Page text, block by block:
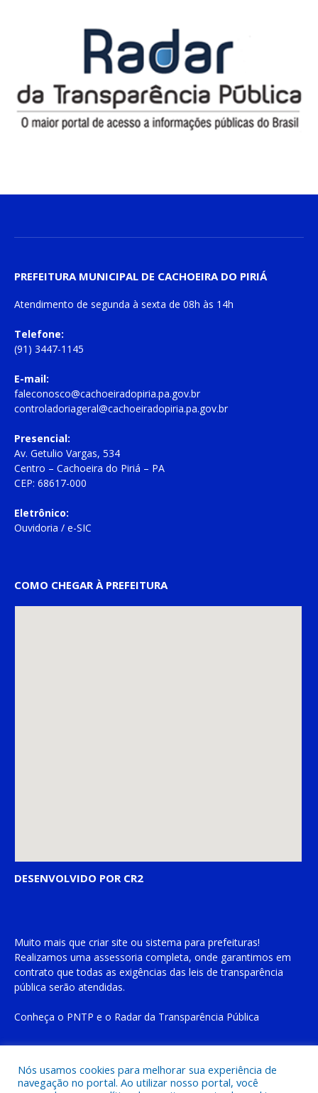
PREFEITURA MUNICIPAL DE CACHOEIRA DO PIRIÁ
Atendimento de segunda à sexta de 08h às 14h
Telefone:
(91) 3447-1145
E-mail:
faleconosco@cachoeiradopiria.pa.gov.br
controladoriageral@cachoeiradopiria.pa.gov.br
Presencial:
Av. Getulio Vargas, 534
Centro – Cachoeira do Piriá – PA
CEP: 68617-000
Eletrônico:
Ouvidoria / e-SIC
COMO CHEGAR À PREFEITURA
DESENVOLVIDO POR CR2
Muito mais que criar site ou sistema para prefeituras!
Realizamos uma assessoria completa, onde garantimos em
contrato que todas as exigências das leis de transparência
pública serão atendidas.
Conheça o PNTP e o Radar da Transparência Pública
Todos os direitos reservados a Prefeitura Municipal de Cachoeira
Nós usamos cookies para melhorar sua experiência de
navegação no portal. Ao utilizar nosso portal, você